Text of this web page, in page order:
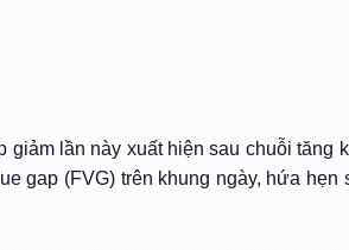
lần này xuất hiện sau chuỗi tăng
gap (FVG) trên khung ngày, hứa hẹn